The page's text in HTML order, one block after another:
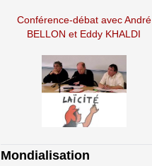
Conférence-débat avec André
BELLON et Eddy KHALDI
Mondialisation